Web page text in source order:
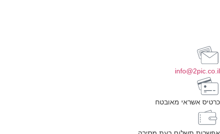
info@2pic.co.il
כרטיס אשראי מאובטח